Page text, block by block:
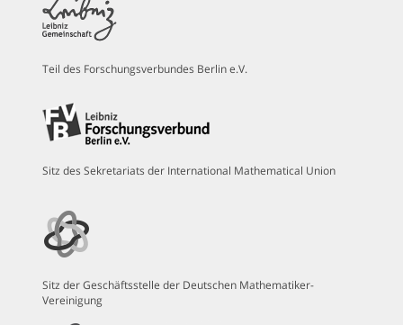
Teil des Forschungsverbundes Berlin e.V.
Sitz des Sekretariats der International Mathematical Union
Sitz der Geschäftsstelle der Deutschen Mathematiker-
Vereinigung